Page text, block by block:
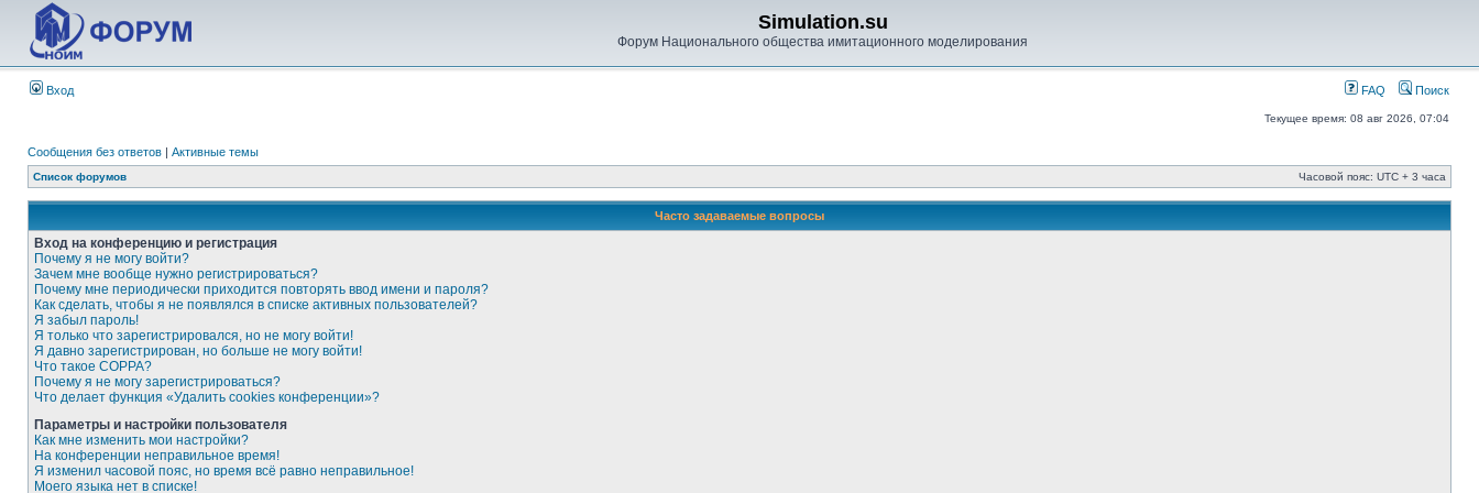
Simulation.su
Форум Национального общества имитационного моделирования
Вход FAQ Поиск
Текущее время: 08 авг 2026, 07:04
Сообщения без ответов | Активные темы
Список форумов Часовой пояс: UTC + 3 часа
Часто задаваемые вопросы
Вход на конференцию и регистрация
Почему я не могу войти?
Зачем мне вообще нужно регистрироваться?
Почему мне периодически приходится повторять ввод имени и пароля?
Как сделать, чтобы я не появлялся в списке активных пользователей?
Я забыл пароль!
Я только что зарегистрировался, но не могу войти!
Я давно зарегистрирован, но больше не могу войти!
Что такое COPPA?
Почему я не могу зарегистрироваться?
Что делает функция «Удалить cookies конференции»?
Параметры и настройки пользователя
Как мне изменить мои настройки?
На конференции неправильное время!
Я изменил часовой пояс, но время всё равно неправильное!
Моего языка нет в списке!